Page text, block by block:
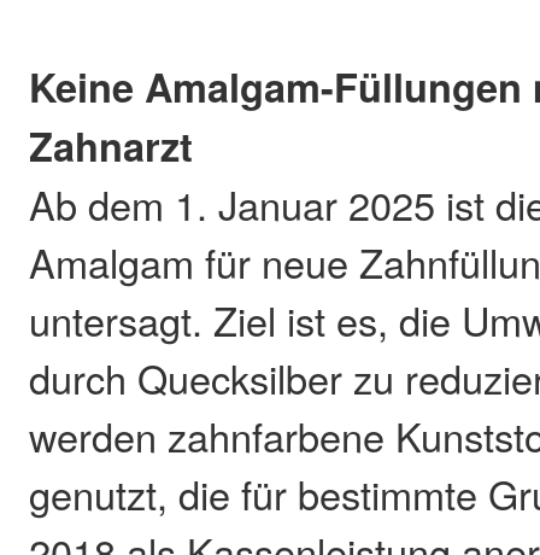
Keine Amalgam-Füllungen
Zahnarzt
Ab dem 1. Januar 2025 ist
Amalgam für neue
untersagt. Ziel ist es, die
durch Quecksilber zu
werden zahnfarbene
genutzt, die für bestimmte